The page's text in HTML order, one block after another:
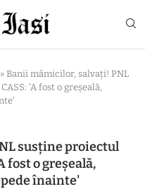
» Banii mămicilor, salvați! PNL
'A fost o greşeală,
susține proiectul
fost o greşeală,
înainte'